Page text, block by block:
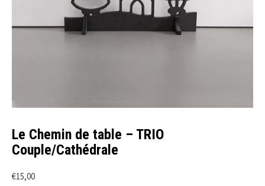
Le Chemin de table – TRIO
Couple/Cathédrale
€15,00